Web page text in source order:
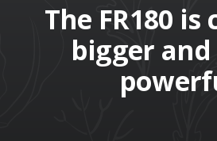
SOLICITA
The FR180
bigger